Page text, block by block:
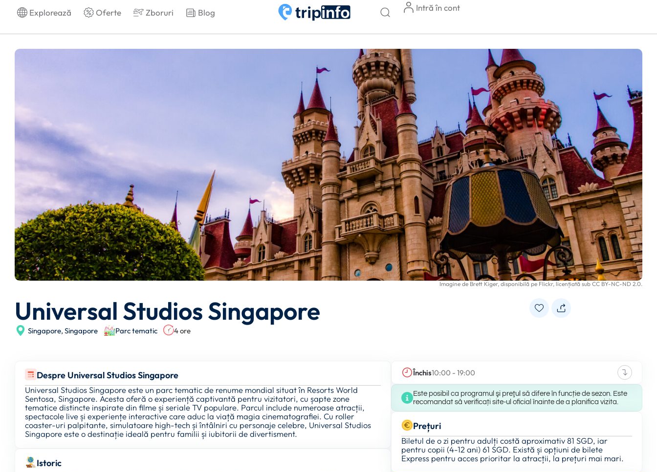
Explorează Oferte Zboruri Blog Intră în cont
Imagine de Brett Kiger, disponibilă pe Flickr, licențiată sub CC BY-NC-ND 2.0.
Universal Studios Singapore
Singapore, Singapore Parc tematic 4 ore
Despre Universal Studios Singapore
Universal Studios Singapore este un parc tematic de renume mondial situat în Resorts World
Sentosa, Singapore. Acesta oferă o experiență captivantă pentru vizitatori, cu șapte zone
tematice distincte inspirate din filme și seriale TV populare. Parcul include numeroase atracții,
spectacole live și experiențe interactive care aduc la viață magia cinematografiei. Cu roller
coaster-uri palpitante, simulatoare high-tech și întâlniri cu personaje celebre, Universal Studios
Singapore este o destinație ideală pentru familii și iubitorii de divertisment.
Istoric
Închis10:00 - 19:00
Este posibil ca programul şi preţul să difere în funcție de sezon. Este
recomandat să verificați site-ul oficial înainte de a planifica vizita.
Prețuri
Biletul de o zi pentru adulți costă aproximativ 81 SGD, iar
pentru copii (4-12 ani) 61 SGD. Există și opțiuni de bilete
Express pentru acces prioritar la atracții, la prețuri mai mari.